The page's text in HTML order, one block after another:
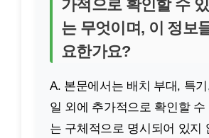
가적으로 확인할 수
는 무엇이며, 이 정보
요한가요?
A. 본문에서는 배치 부대, 특
일 외에 추가적으로 확인할 수
는 구체적으로 명시되어 있지